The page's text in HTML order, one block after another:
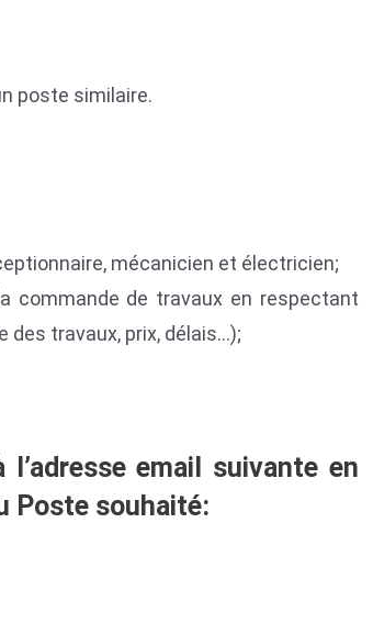
poste similaire.
mécanicien et électricien;
commande de travaux en respectant
des travaux, prix, délais…);
l’adresse email suivante en
Poste souhaité: